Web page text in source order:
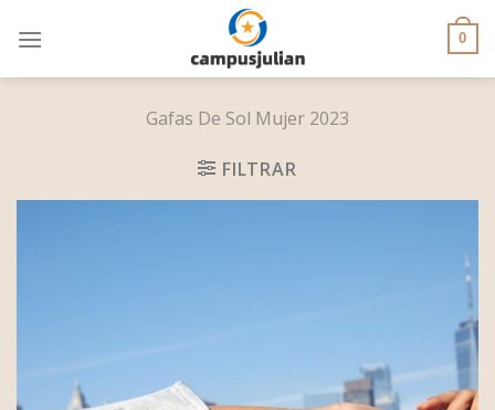
0
Gafas De Sol Mujer 2023
FILTRAR